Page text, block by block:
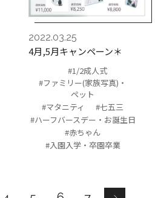
2022.03.25
4月,5月キャンペーン＊
#1/2成人式
#ファミリー(家族写真)・
ペット
#マタニティ
#七五三
#ハーフバースデー・お誕生日
#赤ちゃん
#入園入学・卒園卒業